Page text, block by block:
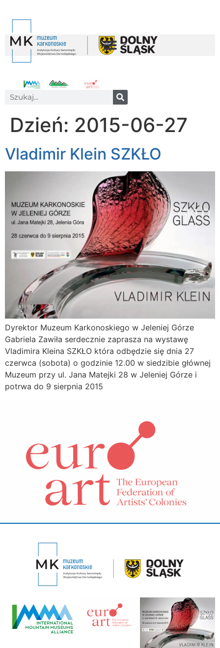
Dzień: 2015-06-27
Vladimir Klein SZKŁO
Dyrektor Muzeum Karkonoskiego w Jeleniej Górze
Gabriela Zawiła serdecznie zaprasza na wystawę
Vladimira Kleina SZKŁO która odbędzie się dnia 27
czerwca (sobota) o godzinie 12.00 w siedzibie głównej
Muzeum przy ul. Jana Matejki 28 w Jeleniej Górze i
potrwa do 9 sierpnia 2015